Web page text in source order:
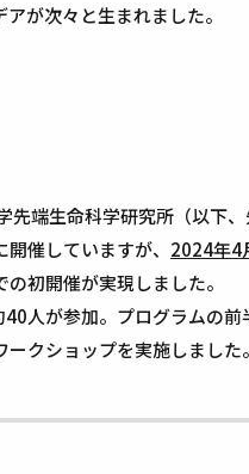
が次々と生まれました。
先端生命科学研究所（以下
催していますが、 2024年4
初開催が実現しました。
人が参加。プログラムの
クショップを実施しました。